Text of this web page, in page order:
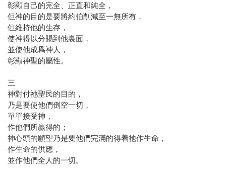
彰顯自己的完全、正直和純全，
但神的目的是要將約伯削減至一無所有，
但維持他的生存，
使神得以分賜到他裏面，
並使他成爲神人，
彰顯神聖的屬性。
三
神對付祂聖民的目的，
乃是要使他們倒空一切，
單單接受神，
作他們所贏得的；
神心頭的願望乃是要他們完滿的得着祂作生命，
作生命的供應，
並作他們全人的一切。